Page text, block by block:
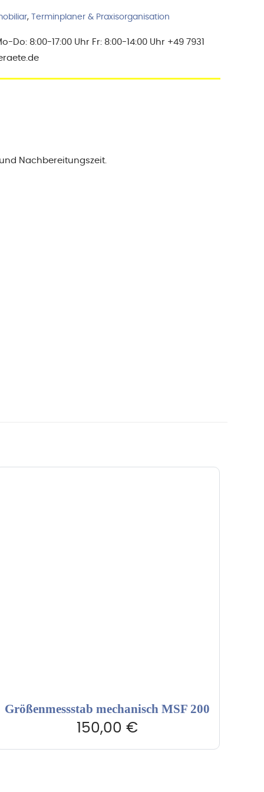
, Terminplaner & Praxisorganisation
8:00-17:00 Uhr Fr: 8:00-14:00 Uhr +49 7931
Nachbereitungszeit.
Größenmessstab mechanisch MSF 200
150,00 €